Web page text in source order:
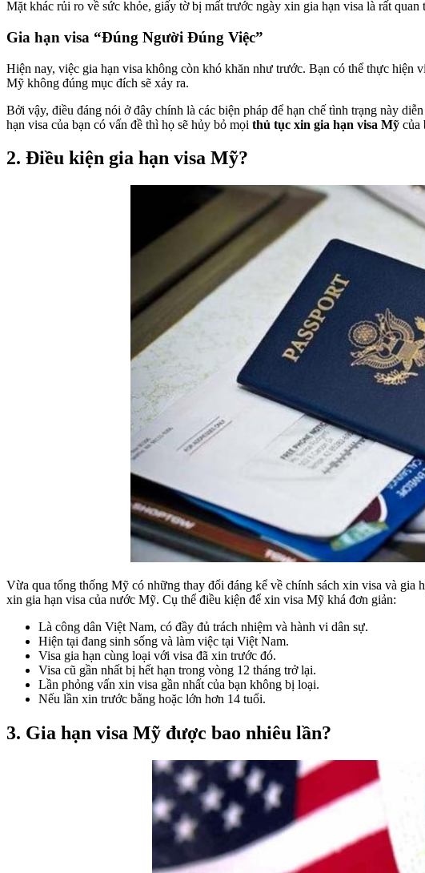
Mặt khác rủi ro về sức khỏe, giấy tờ bị mất trước ngày xin gia hạn visa là rất
Gia hạn visa “Đúng Người Đúng Việc”
Hiện nay, việc gia hạn visa không còn khó khăn như trước. Bạn có thể thực hiện
Mỹ không đúng mục đích sẽ xảy ra.
Bởi vậy, điều đáng nói ở đây chính là các biện pháp để hạn chế tình trạng này
hạn visa của bạn có vấn đề thì họ sẽ hủy bỏ mọi thủ tục xin gia hạn visa Mỹ của
2. Điều kiện gia hạn visa Mỹ?
Vừa qua tổng thống Mỹ có những thay đổi đáng kể về chính sách xin visa và
xin gia hạn visa của nước Mỹ. Cụ thể điều kiện để xin visa Mỹ khá đơn giản:
Là công dân Việt Nam, có đầy đủ trách nhiệm và hành vi dân sự.
Hiện tại đang sinh sống và làm việc tại Việt Nam.
Visa gia hạn cùng loại với visa đã xin trước đó.
Visa cũ gần nhất bị hết hạn trong vòng 12 tháng trở lại.
Lần phỏng vấn xin visa gần nhất của bạn không bị loại.
Nếu lần xin trước bằng hoặc lớn hơn 14 tuổi.
3. Gia hạn visa Mỹ được bao nhiêu lần?